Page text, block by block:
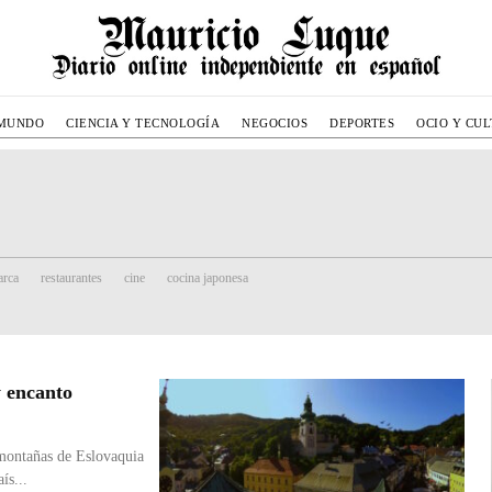
CIENCIA Y TECNOLOGÍA NEGOCIOS DEPORTES OCIO Y
restaurantes cine cocina japonesa
de Eslovaquia